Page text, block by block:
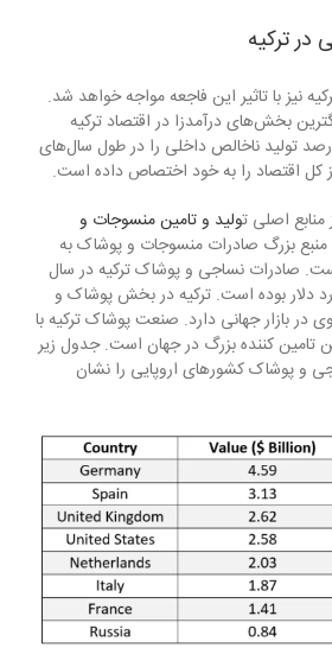
ترکیه
نیز با تاثیر این فاجعه مواجه خواهد شد.
بخش‌های درآمدزا در اقتصاد ترکیه
به طور متوسط ​​7 درصد تولید ناخالص داخلی را در طول سال‌های
منابع اصلی تولید و تامین منسوجات و
بزرگ صادرات منسوجات و پوشاک به
صادرات نساجی و پوشاک ترکیه در سال
35.25 میلیارد دلار بوده است. ترکیه در بخش پوشاک و
در بازار جهانی دارد. صنعت پوشاک ترکیه با
تامین کننده بزرگ در جهان است. جدول زیر
و پوشاک کشورهای اروپایی را نشان